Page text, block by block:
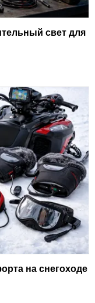
свет для
на снегоходе